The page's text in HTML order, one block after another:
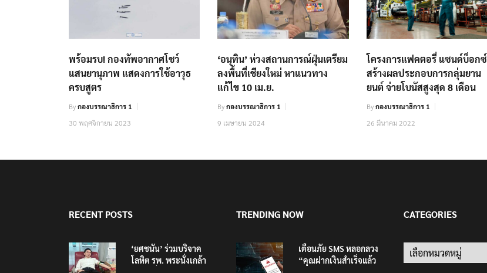
พร้อมรบ! กองทัพอากาศโชว์
แสนยานุภาพ แสดงการใช้อาวุธ
ครบสูตร
Byกองบรรณาธิการ 1
30 พฤศจิกายน 2023
‘อนุทิน’ ห่วงสถานการณ์ฝุ่นเตรียม
ลงพื้นที่เชียงใหม่ หาแนวทาง
แก้ไข 10 เม.ย.
Byกองบรรณาธิการ 1
9 เมษายน 2024
โครงการแฟคตอรี่ แซนด์บ็อกซ์
สร้างผลประกอบการกลุ่มยาน
ยนต์ จ่ายโบนัสสูงสุด 8 เดือน
Byกองบรรณาธิการ 1
26 มีนาคม 2022
RECENT POSTS
‘ยศชนัน’ ร่วมบริจาค
โลหิต รพ. พระนั่งเกล้า
TRENDING NOW
เตือนภัย SMS หลอกลวง
“คุณฝากเงินสำเร็จแล้ว
CATEGORIES
Categories